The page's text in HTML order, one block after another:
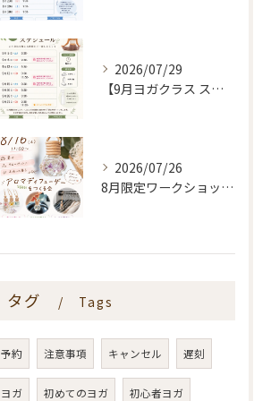
2026/07/29
【9月ヨガクラス スケジュールのお知らせ🌿】
2026/07/26
8月限定ワークショップ🌿🫧
タグ Tags
予約 注意事項 キャンセル 遅刻
ヨガ 初めてのヨガ 初心者ヨガ